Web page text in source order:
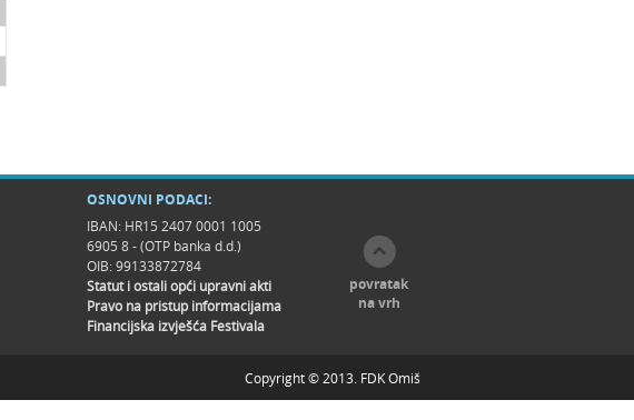
OSNOVNI PODACI:
IBAN: HR15 2407 0001 1005
6905 8 - (OTP banka d.d.)
OIB: 99133872784
Statut i ostali opći upravni akti
Pravo na pristup informacijama
Financijska izvješća Festivala
povratak
na vrh
Copyright © 2013. FDK Omiš